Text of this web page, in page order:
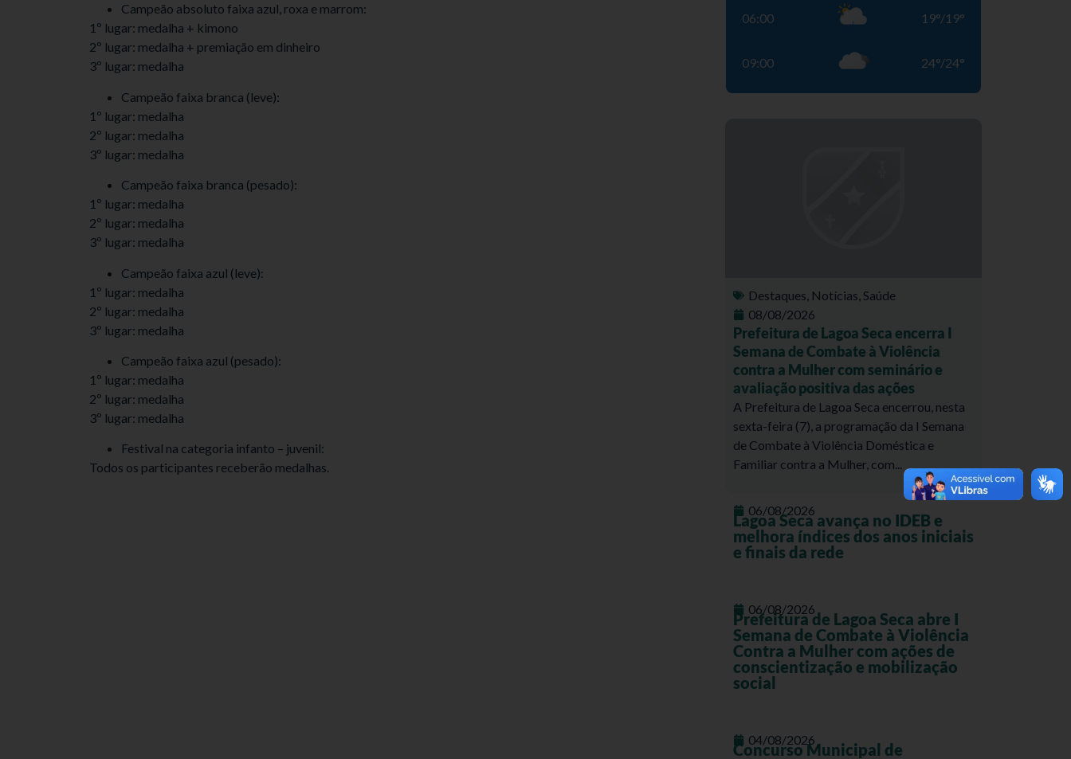
Campeão absoluto faixa azul, roxa e marrom:
1º lugar: medalha + kimono
2º lugar: medalha + premiação em dinheiro
3º lugar: medalha
Campeão faixa branca (leve):
1º lugar: medalha
2º lugar: medalha
3º lugar: medalha
Campeão faixa branca (pesado):
1º lugar: medalha
2º lugar: medalha
3º lugar: medalha
Campeão faixa azul (leve):
1º lugar: medalha
2º lugar: medalha
3º lugar: medalha
Campeão faixa azul (pesado):
1º lugar: medalha
2º lugar: medalha
3º lugar: medalha
Festival na categoria infanto – juvenil:
Todos os participantes receberão medalhas.
06:00 19°/19°
09:00 24°/24°
Destaques, Notícias,Saúde
08/08/2026
Prefeitura de Lagoa Seca encerra I
Semana de Combate à Violência
contra a Mulher com seminário e
avaliação positiva das ações
A Prefeitura de Lagoa Seca encerrou, nesta
sexta-feira (7), a programação da I Semana
de Combate à Violência Doméstica e
Familiar contra a Mulher, com...
06/08/2026
Lagoa Seca avança no IDEB e
melhora índices dos anos iniciais
e finais da rede
06/08/2026
Prefeitura de Lagoa Seca abre I
Semana de Combate à Violência
Contra a Mulher com ações de
conscientização e mobilização
social
04/08/2026
Concurso Municipal de